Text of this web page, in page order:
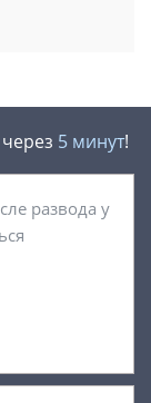
5 минут!